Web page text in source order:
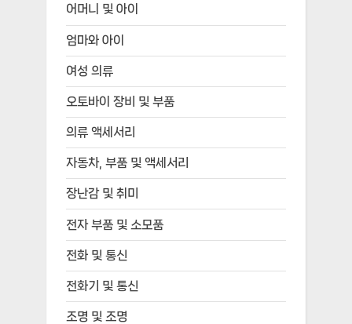
어머니 및 아이
엄마와 아이
여성 의류
오토바이 장비 및 부품
의류 액세서리
자동차, 부품 및 액세서리
장난감 및 취미
전자 부품 및 소모품
전화 및 통신
전화기 및 통신
조명 및 조명